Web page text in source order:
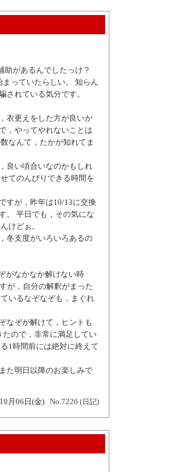
助があるんでしたっけ？
っていたらしい。 知らん
されている気分です。
衣更えをした方が良いか
，やってやれないことは
なんて，たかが知れてま
良い頃合いなのかもしれ
てのんびりできる時間を
すが，昨年は10/13に交換
。 平日でも，その気にな
けどぉ。
冬支度がいろいろあるの
がなかなか解けない時
が，自分の解釈がまった
いるなぞなぞも，まぐれ
なぞが解けて，ヒントも
ので，非常に満足してい
1時間前には絶対に終えて
た明日以降のお楽しみで
月06日(金) No.7226 (日記)